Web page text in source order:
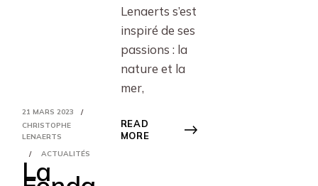
21 MARS 2023
CHRISTOPHE
LENAERTS
ACTUALITÉS
La
Lenaerts s’est
inspiré de ses
passions : la
nature et la
mer,
READ
MORE